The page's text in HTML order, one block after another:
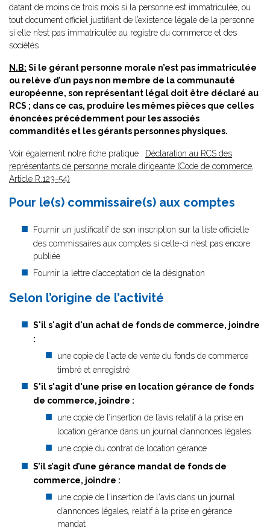
datant de moins de trois mois si la personne est immatriculée, ou
tout document officiel justifiant de l’existence légale de la personne
si elle n’est pas immatriculée au registre du commerce et des
sociétés
N.B: Si le gérant personne morale n’est pas immatriculée
ou relève d’un pays non membre de la communauté
européenne, son représentant légal doit être déclaré au
RCS ; dans ce cas, produire les mêmes pièces que celles
énoncées précédemment pour les associés
commandités et les gérants personnes physiques.
Voir également notre fiche pratique : Déclaration au RCS des
représentants de personne morale dirigeante (Code de commerce,
Article R.123-54)
Pour le(s) commissaire(s) aux comptes
Fournir un justificatif de son inscription sur la liste officielle
des commissaires aux comptes si celle-ci n’est pas encore
publiée
Fournir la lettre d’acceptation de la désignation
Selon l’origine de l’activité
S'il s'agit d'un achat de fonds de commerce, joindre
:
une copie de l'acte de vente du fonds de commerce
timbré et enregistré
S'il s'agit d'une prise en location gérance de fonds
de commerce, joindre :
une copie de l’insertion de l’avis relatif à la prise en
location gérance dans un journal d’annonces légales
une copie du contrat de location gérance
S’il s’agit d’une gérance mandat de fonds de
commerce, joindre :
une copie de l'insertion de l'avis dans un journal
d’annonces légales, relatif à la prise en gérance
mandat